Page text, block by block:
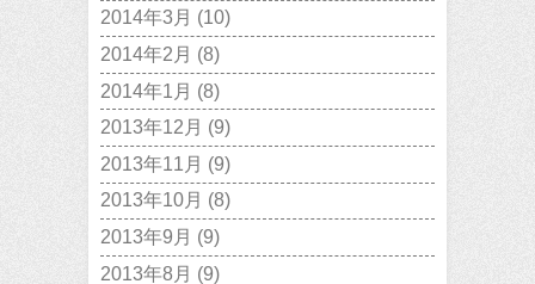
2014年3月 (10)
2014年2月 (8)
2014年1月 (8)
2013年12月 (9)
2013年11月 (9)
2013年10月 (8)
2013年9月 (9)
2013年8月 (9)